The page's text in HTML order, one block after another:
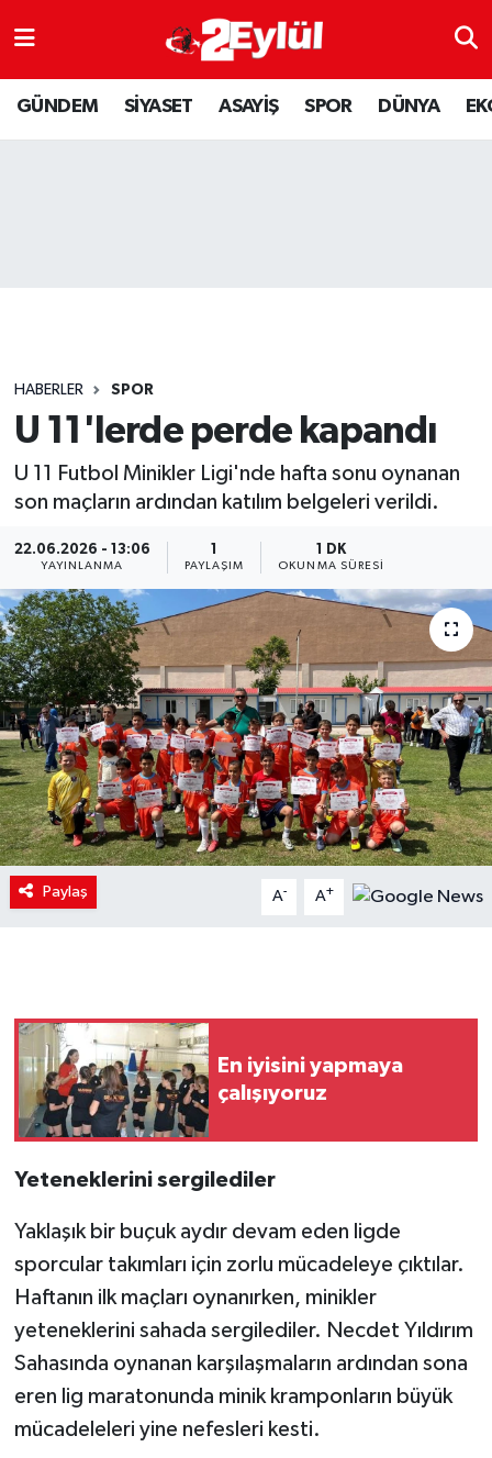
GÜNDEM SİYASET ASAYİŞ SPOR DÜNYA
HABERLER SPOR
U 11'lerde perde kapandı
U 11 Futbol Minikler Ligi'nde hafta sonu oynanan
son maçların ardından katılım belgeleri verildi.
22.06.2026 - 13:06
YAYINLANMA PAYLAŞIM
1 DK
OKUNMA SÜRESI
Paylaş A- A+
En iyisini yapmaya
çalışıyoruz
Yeteneklerini sergilediler
Yaklaşık bir buçuk aydır devam eden ligde
sporcular takımları için zorlu mücadeleye çıktılar.
Haftanın ilk maçları oynanırken, minikler
yeteneklerini sahada sergilediler. Necdet Yıldırım
Sahasında oynanan karşılaşmaların ardından sona
eren lig maratonunda minik kramponların büyük
mücadeleleri yine nefesleri kesti.
ASAYİŞ
DÜNYA
SPOR
YAŞAM
Nöbetçi Eczaneler
Hava Durumu
Son Dakika Haberleri
Haber Arşivi